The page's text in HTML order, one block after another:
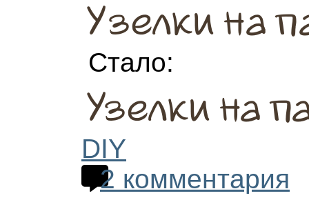
Узелки на
Стало:
Узелки на
DIY
2 комментария